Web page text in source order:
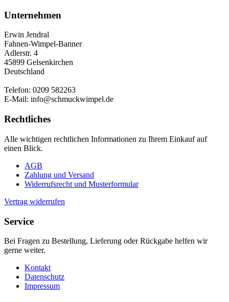
Unternehmen
Erwin Jendral
Fahnen-Wimpel-Banner
Adlerstr. 4
45899 Gelsenkirchen
Deutschland
Telefon: 0209 582263
E-Mail: info@schmuckwimpel.de
Rechtliches
Alle wichtigen rechtlichen Informationen zu Ihrem Einkauf auf
einen Blick.
AGB
Zahlung und Versand
Widerrufsrecht und Musterformular
Vertrag widerrufen
Service
Bei Fragen zu Bestellung, Lieferung oder Rückgabe helfen wir
gerne weiter.
Kontakt
Datenschutz
Impressum